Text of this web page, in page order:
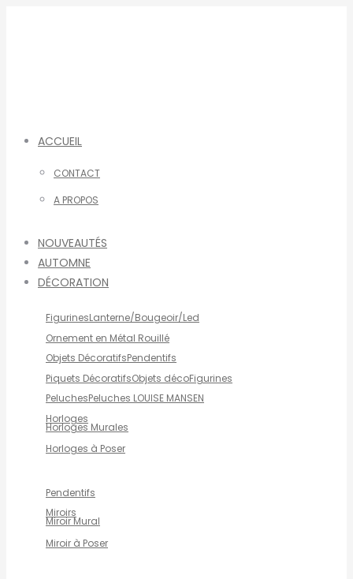
ACCUEIL
CONTACT
A PROPOS
NOUVEAUTÉS
AUTOMNE
DÉCORATION
FigurinesLanterne/Bougeoir/Led
Ornement en Métal Rouillé
Objets DécoratifsPendentifs
Piquets DécoratifsObjets décoFigurines
PeluchesPeluches LOUISE MANSEN
Horloges
Horloges Murales
Horloges à Poser
Pendentifs
Miroirs
Miroir Mural
Miroir à Poser